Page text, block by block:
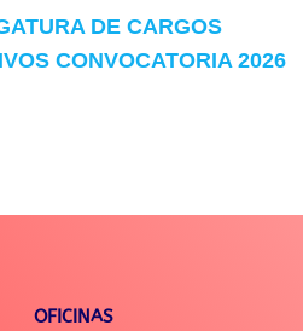
DE CARGOS
CONVOCATORIA 2026
OFICINAS